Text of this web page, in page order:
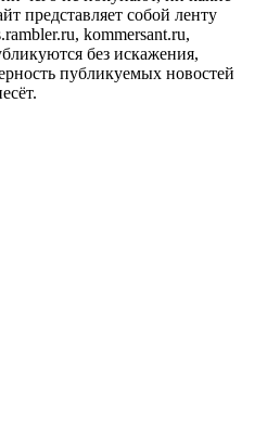
представляет собой ленту
kommersant.ru,
без искажения,
публикуемых новостей